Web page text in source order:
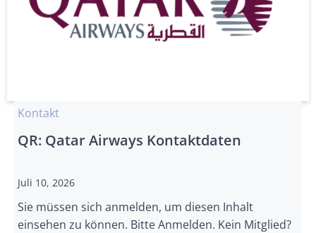
Kontakt
QR: Qatar Airways Kontaktdaten
Juli 10, 2026
Sie müssen sich anmelden, um diesen Inhalt
einsehen zu können. Bitte Anmelden. Kein Mitglied?